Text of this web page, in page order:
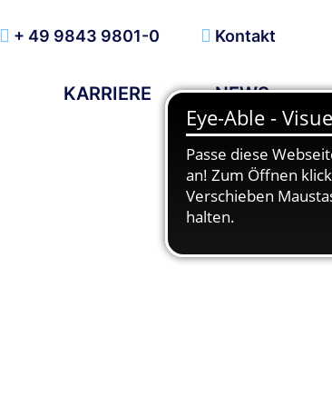
+ 49 9843 9801-0 Kontakt
KARRIERE NEWS